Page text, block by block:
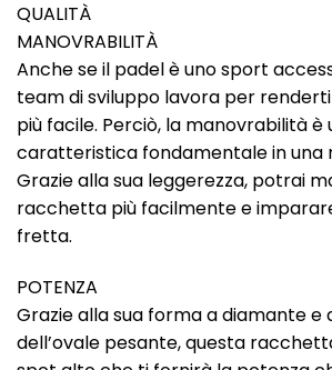
QUALITÀ
MANOVRABILITÀ
Anche se il padel è uno sport
team di sviluppo lavora per
più facile. Perciò, la manovrabilità è
caratteristica fondamentale in una
Grazie alla sua leggerezza, potrai
racchetta più facilmente e
fretta.
POTENZA
Grazie alla sua forma a diamante
dell’ovale pesante, questa